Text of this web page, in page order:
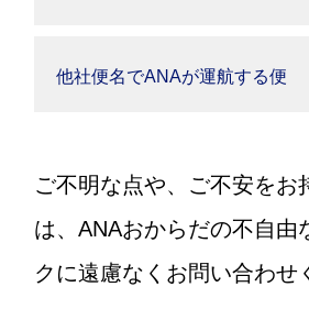
他社便名でANAが運航する便
ご不明な点や、ご不安をお
は、ANAおからだの不自由
クに遠慮なくお問い合わせ